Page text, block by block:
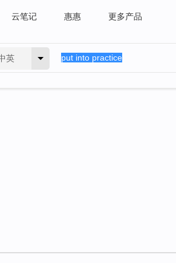
云笔记 惠惠 更多产品
英